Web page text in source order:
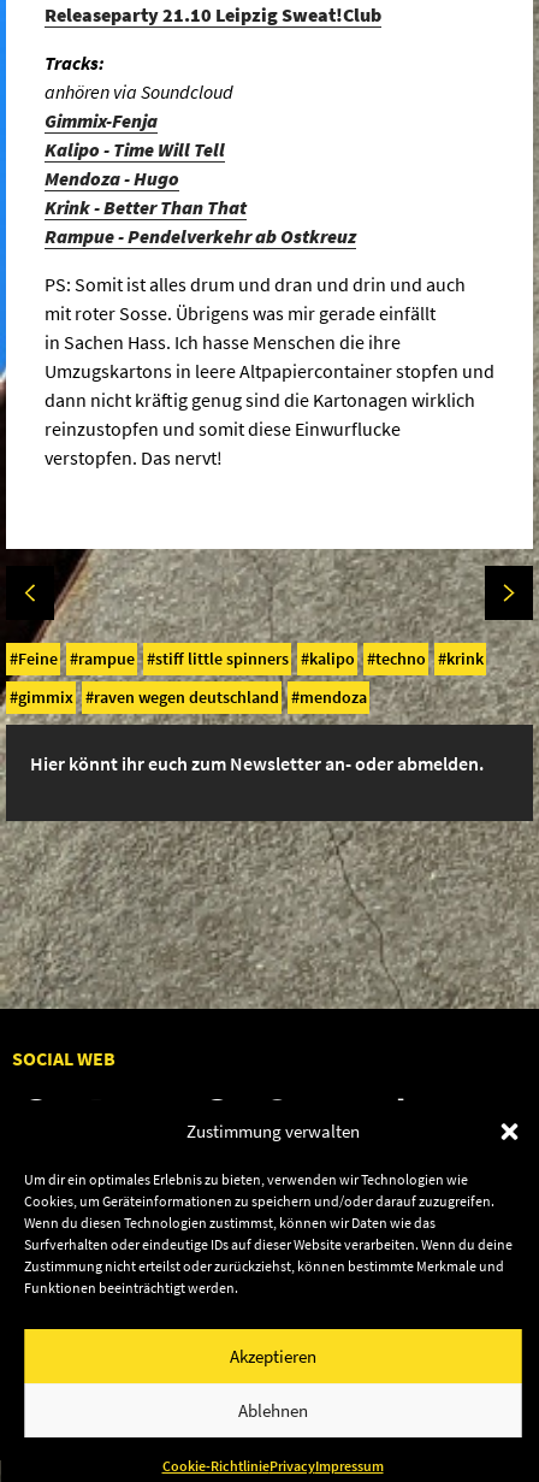
Zustimmung verwalten
Um dir ein optimales Erlebnis zu bieten, verwenden wir Technologien wie
Cookies, um Geräteinformationen zu speichern und/oder darauf zuzugreifen.
Wenn du diesen Technologien zustimmst, können wir Daten wie das
Surfverhalten oder eindeutige IDs auf dieser Website verarbeiten. Wenn du deine
Zustimmung nicht erteilst oder zurückziehst, können bestimmte Merkmale und
Funktionen beeinträchtigt werden.
Akzeptieren
Ablehnen
Cookie-RichtliniePrivacyImpressum
Releaseparty 21.10 Leipzig Sweat!Club
Tracks:
anhören via Soundcloud
Gimmix-Fenja
Kalipo - Time Will Tell
Mendoza - Hugo
Krink - Better Than That
Rampue - Pendelverkehr ab Ostkreuz
PS: Somit ist alles drum und dran und drin und auch
mit roter Sosse. Übrigens was mir gerade einfällt
in Sachen Hass. Ich hasse Menschen die ihre
Umzugskartons in leere Altpapiercontainer stopfen und
dann nicht kräftig genug sind die Kartonagen wirklich
reinzustopfen und somit diese Einwurflucke
verstopfen. Das nervt!
Feine rampue stiff little spinners kalipo techno
krink
gimmix
raven wegen deutschland mendoza
Hier könnt ihr euch zum Newsletter an- oder abmelden.
SOCIAL WEB
Audiolith
News
Artists
Releases
Friends
Contact Us
Dates
Shop
Privacy